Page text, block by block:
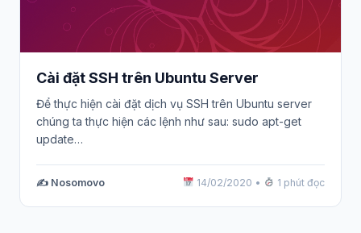
Cài đặt SSH trên Ubuntu Server
Để thực hiện cài đặt dịch vụ SSH trên Ubuntu server
chúng ta thực hiện các lệnh như sau: sudo apt-get
update…
✍️ Nosomovo 14/02/2020 • 1 phút đọc